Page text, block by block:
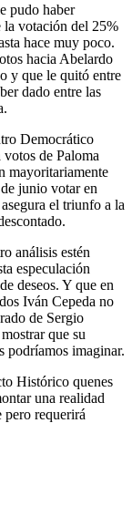
pudo haber
la votación del 25%
hace muy poco.
hacia Abelardo
y que le quitó entre
dado entre las
Democrático
de Paloma
mayoritariamente
junio votar en
el triunfo a la
análisis estén
especulación
deseos. Y que en
Iván Cepeda no
de Sergio
que su
podríamos imaginar.
Histórico quenes
una realidad
pero requerirá